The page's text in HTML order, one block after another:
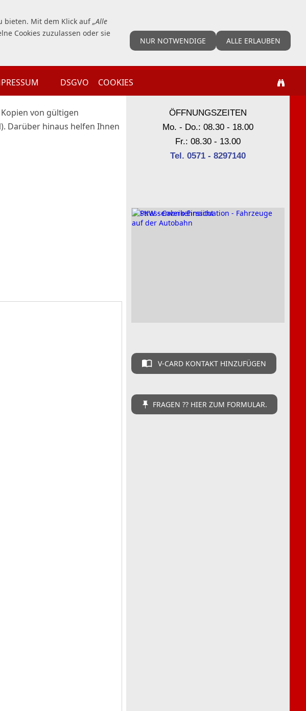
DSGVO COOKIES
von gültigen
Darüber hinaus helfen Ihnen
ÖFFNUNGSZEITEN
Mo. - Do.: 08.30 - 18.00
Fr.: 08.30 - 13.00
Tel. 0571 - 8297140
V-CARD KONTAKT HINZUFÜGEN
FRAGEN ?? HIER ZUM FORMULAR.
bieten. Mit dem Klick auf„Alle
Cookies zuzulassen oder sie
NUR NOTWENDIGE ALLE ERLAUBEN